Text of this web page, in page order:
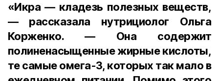
«Икра — кладезь полезных веществ,
— рассказала нутрициолог Ольга
Корженко. — Она содержит
полиненасыщенные жирные кислоты,
те самые омега-3, которых так мало в